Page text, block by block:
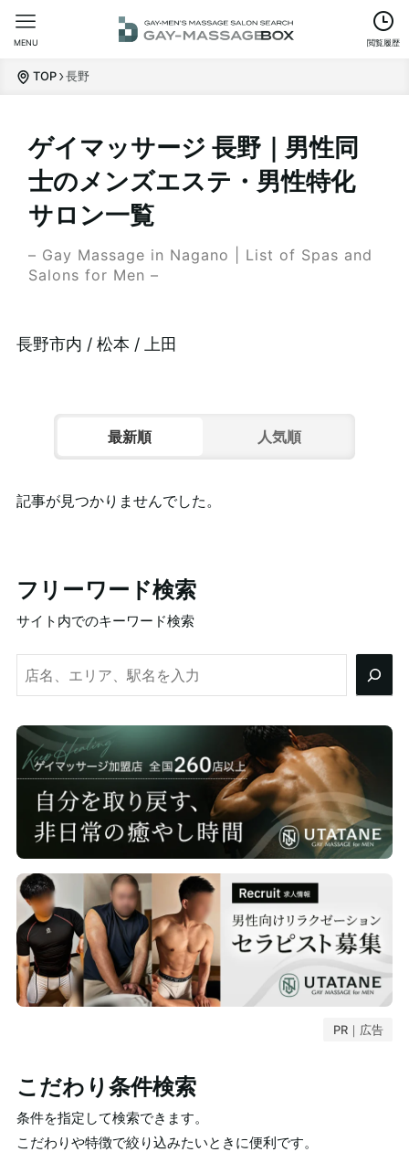
閲覧履歴
MENU
TOP 長野
ゲイマッサージ 長野｜男性同
士のメンズエステ・男性特化
サロン一覧
– Gay Massage in Nagano | List of Spas and
Salons for Men –
長野市内 / 松本 / 上田
最新順 人気順
記事が見つかりませんでした。
フリーワード検索
サイト内でのキーワード検索
検
索
PR｜広告
こだわり条件検索
条件を指定して検索できます。
こだわりや特徴で絞り込みたいときに便利です。